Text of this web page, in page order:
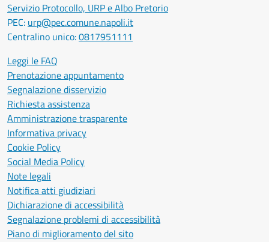
Servizio Protocollo, URP e Albo Pretorio
PEC: urp@pec.comune.napoli.it
Centralino unico:0817951111
Leggi le FAQ
Prenotazione appuntamento
Segnalazione disservizio
Richiesta assistenza
Amministrazione trasparente
Informativa privacy
Cookie Policy
Social Media Policy
Note legali
Notifica atti giudiziari
Dichiarazione di accessibilità
Segnalazione problemi di accessibilità
Piano di miglioramento del sito